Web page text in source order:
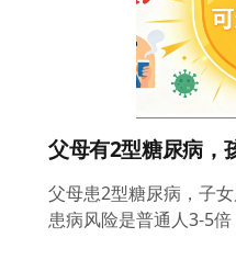
康
理
医
父母有2型糖尿病，
父母患2型糖尿病，子
患病风险是普通人3-5